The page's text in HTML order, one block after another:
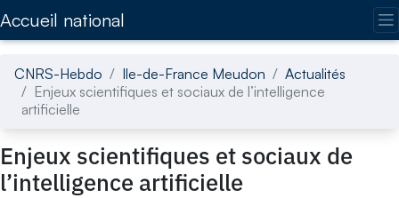
Accueil national
CNRS-Hebdo Ile-de-France Meudon
Actualités
Enjeux scientifiques et sociaux de l’intelligence
artificielle
Enjeux scientifiques et sociaux de
l’intelligence artificielle